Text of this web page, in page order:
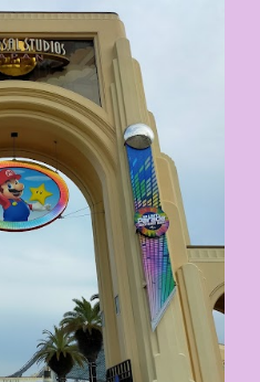
「サンリオキャラが考える夢
術で世界的に知られるクリエ
」が手掛けており、五感を
とストーリー性の高い全11の
す。 チェックインからスター
なエントランスロビーでルー
ルに滞在するかのような没入
す。ロビーではお花をまとっ
れます。 幻想的な共有スペー
ンや、美しいボールルーム
を使ったピンク色の美しいビ
エリア）など、写真映え間違
2. 個性あふれる「9つの客室
目玉となるのが、サンリオの